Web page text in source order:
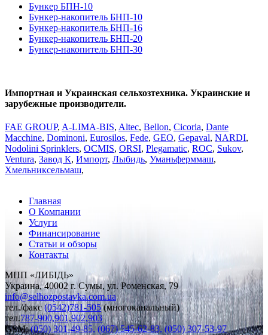
Бункер БПН-10
Бункер-накопитель БНП-10
Бункер-накопитель БНП-16
Бункер-накопитель БНП-20
Бункер-накопитель БНП-30
Импортная и Украинская сельхозтехника. Украинские и
зарубежные производители.
FAE GROUP, A-LIMA-BIS, Altec, Bellon, Cicoria, Dante
Macchine, Dominoni, Eurosilos, Fede, GEO, Gepaval, NARDI,
Nodolini Sprinklers, OCMIS, ORSI, Plegаmatic, ROC, Sukov,
Ventura, Завод К, Импорт, Лыбидь, Уманьферммаш,
Хмельниксельмаш,
Главная
О Компании
Услуги
Финансирование
Статьи и обзоры
Контакты
МПП «ЛИБІДЬ»
Украина, 40002 г. Сумы, ул. Роменская, 79
info@selhozpostavka.com.ua
тел./факс (0542)781-505 (многоканальный)
тел.787-900,901,902,903
GSM:(050) 301-49-85, (067) 545-62-83, (050) 307-53-97